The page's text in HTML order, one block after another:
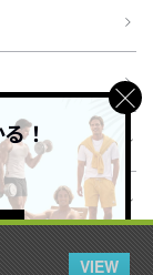
VIEW
！